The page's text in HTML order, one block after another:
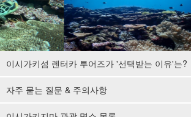
이시가키섬 렌터카 투어즈가 '선택받는 이유'는?
자주 묻는 질문 & 주의사항